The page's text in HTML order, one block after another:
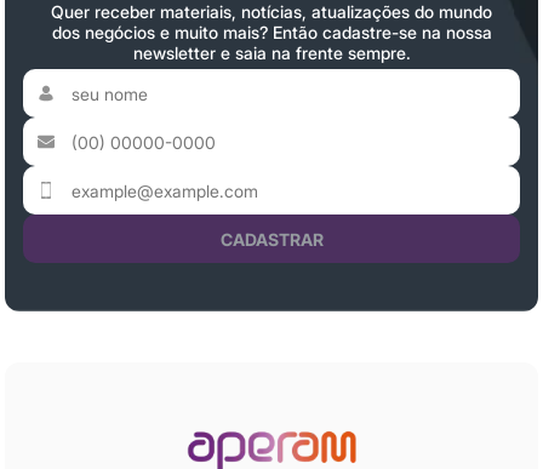
Quer receber materiais, notícias, atualizações do mundo
dos negócios e muito mais? Então cadastre-se na nossa
newsletter e saia na frente sempre.
CADASTRAR